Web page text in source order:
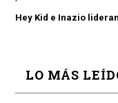
Hey Kid e Inazio
LO MÁS